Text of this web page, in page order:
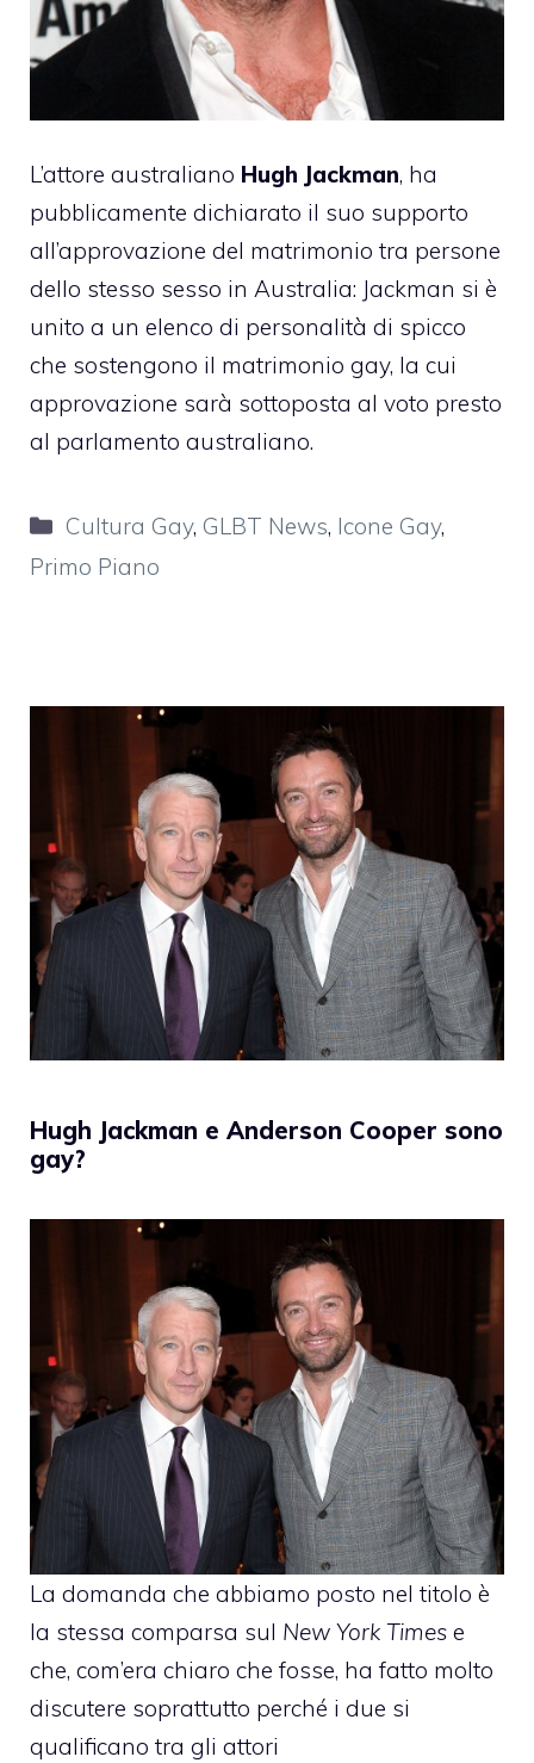
L’attore australiano Hugh Jackman, ha
pubblicamente dichiarato il suo supporto
all’approvazione del matrimonio tra persone
dello stesso sesso in Australia: Jackman si è
unito a un elenco di personalità di spicco
che sostengono il matrimonio gay, la cui
approvazione sarà sottoposta al voto presto
al parlamento australiano.
Categorie
Cultura Gay, GLBT News, Icone Gay,
Primo Piano
Hugh Jackman e Anderson Cooper sono
gay?
La domanda che abbiamo posto nel titolo è
la stessa comparsa sul New York Times e
che, com’era chiaro che fosse, ha fatto molto
discutere soprattutto perché i due si
qualificano tra gli attori